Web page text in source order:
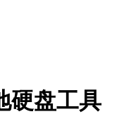
硬盘工具